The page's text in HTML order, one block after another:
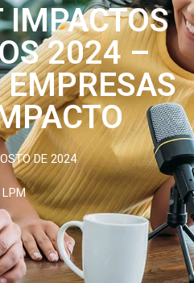
IMPACTOS
2024 –
EMPRESAS
DE 2024
LPM